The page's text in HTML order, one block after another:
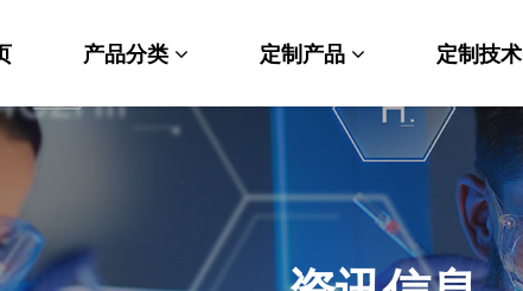
产品分类
材料科学
生命科学
定制产品
纳米材料定制
PEG衍生物
荧光标记定制
定制技术